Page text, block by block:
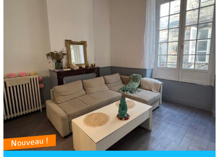
Nouveau !